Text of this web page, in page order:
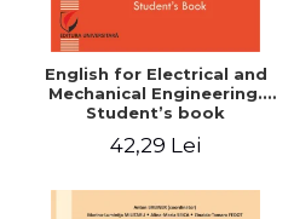
English for Electrical and
Mechanical Engineering.
Student’s book
42,29 Lei